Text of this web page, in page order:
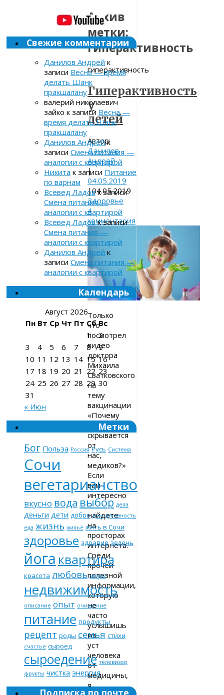
Архив
метки:
гиперактивность
гиперактивность
Гиперактивность
у
детей
Автор:
Данилов
Андрей
|
04.05.2019
|04.05.2019
Здоровье
4
комментария
Только
что
посмотрел
видео
доктора
Михаила
Сватковского
на
тему
вакцинации
«Почему
это
скрывается
от
нас,
медиков?»
Если
вам
интересно
–
найдете
на
просторах
интернета.
Среди
прочей
полезной
информации,
которую
не
часто
услышишь
из
уст
человека
от
медицины,
я
Свежие комментарии
Данилов Андрей к
записи Весна — время
делать Шанк
пракшалану
валерий николаевич
зайко к записи Весна —
время делать Шанк
пракшалану
Данилов Андрейк
записи Смена питания —
аналогии с квартирой
Никита к записи Питание
по варнам
Всевед Ладовк записи
Смена питания —
аналогии с квартирой
Всевед Ладовк записи
Смена питания —
аналогии с квартирой
Данилов Андрей к
записи Смена питания —
аналогии с квартирой
Календарь
Август 2026
Пн Вт Ср Чт Пт Сб Вс
1
2
3
4 5 6 7 8
9
10 11 12 13 14 15 16
17 18 19 20 21 22 23
24 25 26 27 28 29 30
31
« Июн
Метки
Бог Польза Россия Русь Система
Сочи
вегетарианство
вкусно вода выбор дела
деньги дети добро дом духовность
еда жизнь жильё жить в Сочи
здоровье здравие зелень
йога квартира
красота любовь море
недвижимость
описание опыт очищение
питание продукты
рецепт роды семья стихи
счастье сыроед
сыроедение телевизор
фрукты чистка энергия
Подписка по почте